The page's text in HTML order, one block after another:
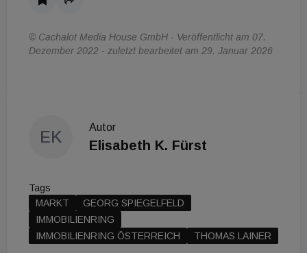
© Cachalot Media House GmbH - Veröffentlicht am 07.
Dezember 2022 - zuletzt bearbeitet am 29. Januar 2026
EK
Autor
Elisabeth K. Fürst
Tags
MARKT
GEORG SPIEGELFELD
IMMOBILIENRING
IMMOBILIENRING ÖSTERREICH
THOMAS LAINER